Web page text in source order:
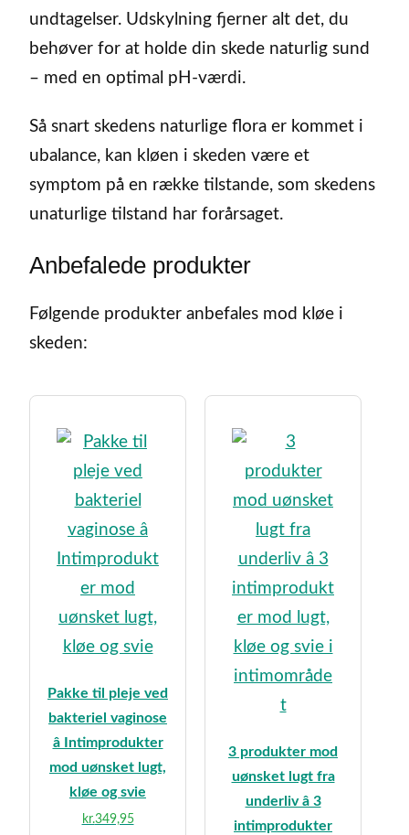
undtagelser. Udskylning fjerner alt det, du
behøver for at holde din skede naturlig sund
– med en optimal pH-værdi.
Så snart skedens naturlige flora er kommet i
ubalance, kan kløen i skeden være et
symptom på en række tilstande, som skedens
unaturlige tilstand har forårsaget.
Anbefalede produkter
Følgende produkter anbefales mod kløe i
skeden:
Pakke til pleje ved
bakteriel vaginose
â Intimprodukter
mod uønsket lugt,
kløe og svie
kr.349,95
3 produkter mod
uønsket lugt fra
underliv â 3
intimprodukter